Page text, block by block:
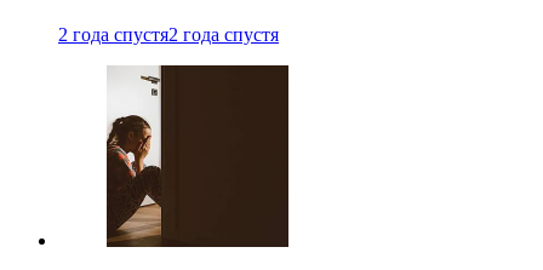
2 года спустя2 года спустя